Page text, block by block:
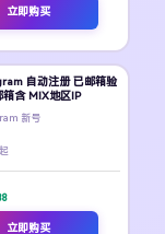
立即购买
自动注册 已邮箱验
箱含 MIX地区IP
新号
起
立即购买